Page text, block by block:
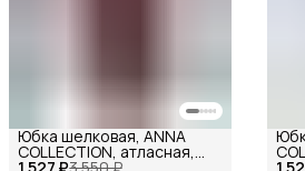
1 527 ₽3 550 ₽
Юбка шелковая, ANNA
COLLECTION, атласная,
весенняя, праздничная, 1